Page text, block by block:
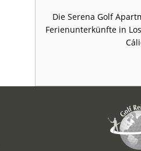
Die Serena Golf
Ferienunterkünfte in